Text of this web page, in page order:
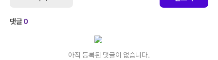
댓글0
아직 등록된 댓글이 없습니다.